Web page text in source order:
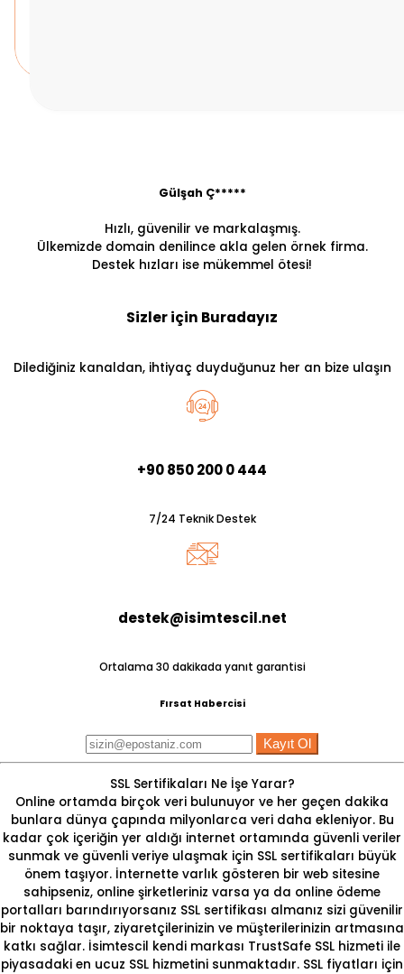
Gülşah Ç*****
Hızlı, güvenilir ve markalaşmış.
Ülkemizde domain denilince akla gelen örnek firma.
Destek hızları ise mükemmel ötesi!
Sizler için Buradayız
Dilediğiniz kanaldan, ihtiyaç duyduğunuz her an bize ulaşın
+90 850 200 0 444
7/24 Teknik Destek
destek@isimtescil.net
Ortalama 30 dakikada yanıt garantisi
Fırsat Habercisi
Kayıt Ol
SSL Sertifikaları Ne İşe Yarar?
Online ortamda birçok veri bulunuyor ve her geçen dakika
bunlara dünya çapında milyonlarca veri daha ekleniyor. Bu
kadar çok içeriğin yer aldığı internet ortamında güvenli veriler
sunmak ve güvenli veriye ulaşmak için SSLsertifikaları büyük
önem taşıyor. İnternette varlık gösteren bir web sitesine
sahipseniz, online şirketleriniz varsa ya da online ödeme
portalları barındırıyorsanız SSL sertifikası almanız sizi güvenilir
bir noktaya taşır, ziyaretçilerinizin ve müşterilerinizin artmasına
katkı sağlar. İsimtescil kendi markası TrustSafe SSL hizmeti ile
piyasadaki en ucuz SSL hizmetini sunmaktadır. SSL fiyatları için